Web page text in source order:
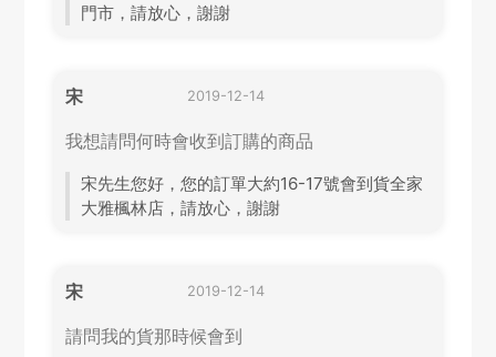
門市，請放心，謝謝
宋 2019-12-14
我想請問何時會收到訂購的商品
宋先生您好，您的訂單大約16-17號會到貨全家
大雅楓林店，請放心，謝謝
宋 2019-12-14
請問我的貨那時候會到